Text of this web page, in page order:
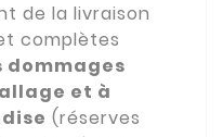
de la livraison
complètes
dommages
et à
(réserves